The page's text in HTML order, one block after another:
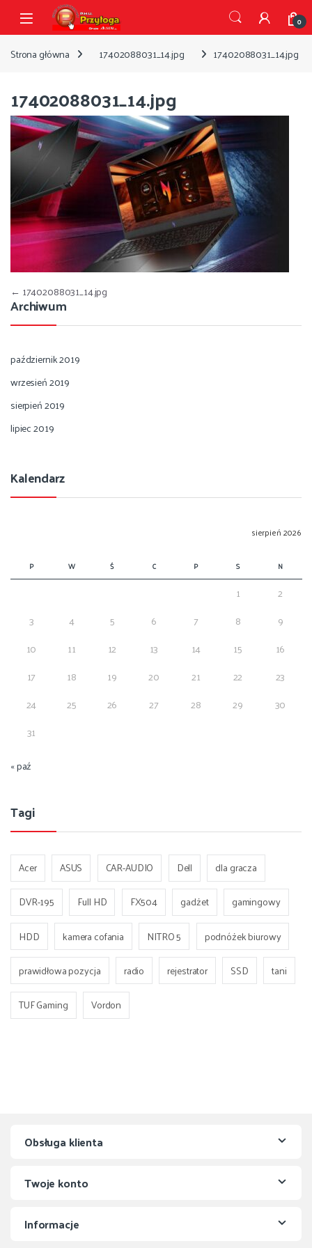
Przejdź do nawigacji
Przejdź do treści
Open 0
Strona główna 17402088031_14.jpg 17402088031_14.jpg
17402088031_14.jpg
Nawigacja wpisu
← 17402088031_14.jpg
Archiwum
październik 2019
wrzesień 2019
sierpień 2019
lipiec 2019
Kalendarz
sierpień 2026
P W Ś C P S N
1
2
3
4 5 6 7 8
9
10
11 12 13 14 15
16
17
18 19 20 21 22
23
24
25 26 27 28 29
30
31
« paź
Tagi
Acer ASUS CAR-AUDIO Dell
dla gracza
DVR-195
Full HD FX504 gadżet
gamingowy
HDD
kamera cofania NITRO 5
podnóżek biurowy
prawidłowa pozycja
radio rejestrator SSD
tani
TUF Gaming
Vordon
Obsługa klienta
Twoje konto
Informacje